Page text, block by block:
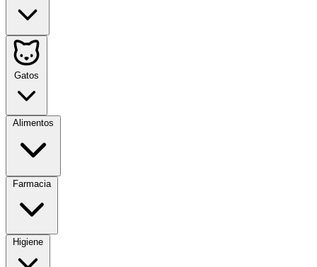
Gatos
Alimentos
Farmacia
Higiene